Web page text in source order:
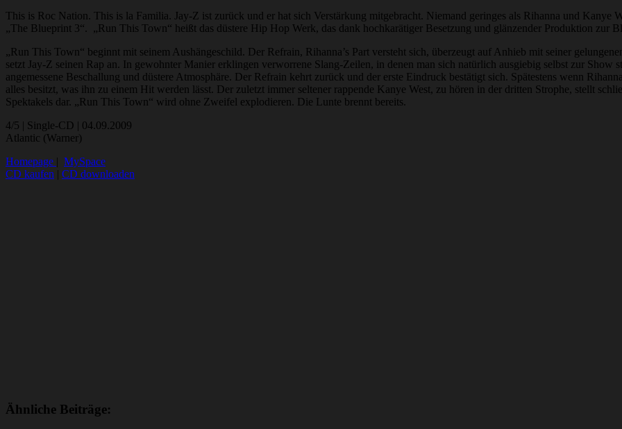
This is Roc Nation. This is la Familia. Jay-Z ist zurück und er hat sich Verstärkung mitgebracht. Niemand geringes als Rihanna und Kanye
„The Blueprint 3“. „Run This Town“ heißt das düstere Hip Hop Werk, das dank hochkarätiger Besetzung und glänzender Produktion zur
„Run This Town“ beginnt mit seinem Aushängeschild. Der Refrain, Rihanna’s Part versteht sich, überzeugt auf Anhieb mit seiner
setzt Jay-Z seinen Rap an. In gewohnter Manier erklingen verworrene Slang-Zeilen, in denen man sich natürlich ausgiebig selbst zur Show
angemessene Beschallung und düstere Atmosphäre. Der Refrain kehrt zurück und der erste Eindruck bestätigt sich. Spätestens wenn
alles besitzt, was ihn zu einem Hit werden lässt. Der zuletzt immer seltener rappende Kanye West, zu hören in der dritten Strophe, stellt
Spektakels dar. „Run This Town“ wird ohne Zweifel explodieren. Die Lunte brennt bereits.
4/5 | Single-CD | 04.09.2009
Atlantic (Warner)
Homepage | MySpace
CD kaufen | CD downloaden
Ähnliche Beiträge: